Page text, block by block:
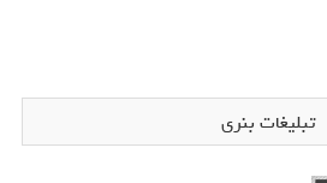
تبلیغات بنری